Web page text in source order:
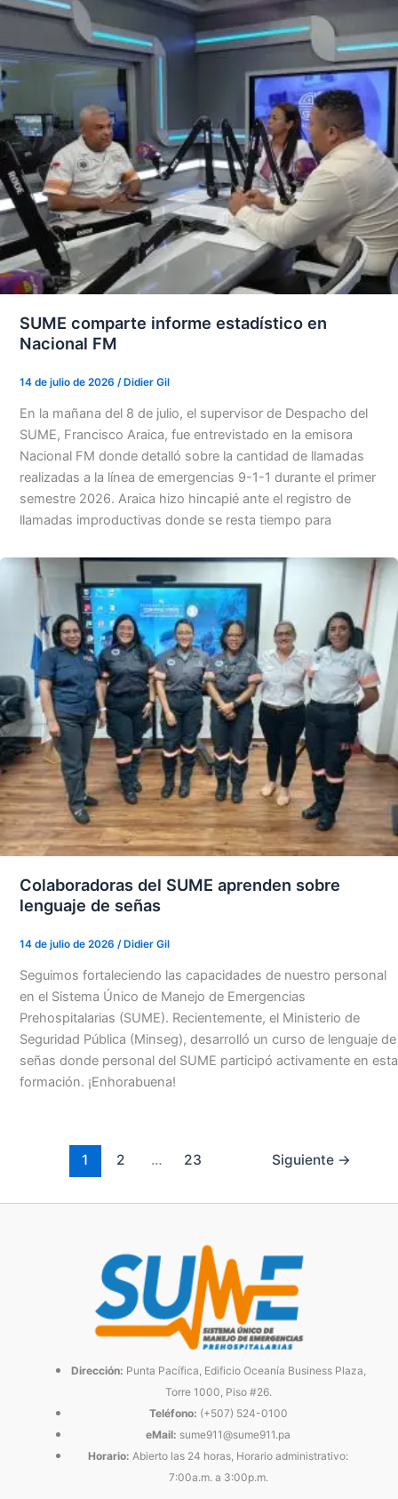
SUME comparte informe estadístico en
Nacional FM
14 de julio de 2026 / Didier Gil
En la mañana del 8 de julio, el supervisor de Despacho del
SUME, Francisco Araica, fue entrevistado en la emisora
Nacional FM donde detalló sobre la cantidad de llamadas
realizadas a la línea de emergencias 9-1-1 durante el primer
semestre 2026. Araica hizo hincapié ante el registro de
llamadas improductivas donde se resta tiempo para
Colaboradoras del SUME aprenden sobre
lenguaje de señas
14 de julio de 2026 / Didier Gil
Seguimos fortaleciendo las capacidades de nuestro personal
en el Sistema Único de Manejo de Emergencias
Prehospitalarias (SUME). Recientemente, el Ministerio de
Seguridad Pública (Minseg), desarrolló un curso de lenguaje de
señas donde personal del SUME participó activamente en esta
formación. ¡Enhorabuena!
1 2 … 23 Siguiente →
Dirección: Punta Pacífica, Edificio Oceanía Business Plaza,
Torre 1000, Piso #26.
Teléfono: (+507) 524-0100
eMail: sume911@sume911.pa
Horario: Abierto las 24 horas, Horario administrativo:
7:00a.m. a 3:00p.m.